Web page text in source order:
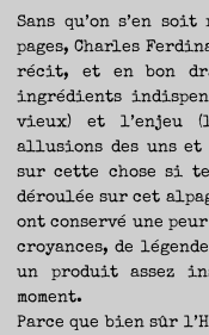
Sans qu’on s’en
pages, Charles
récit, et en bon
ingrédients
vieux) et l’enjeu
allusions des uns
sur cette chose si
déroulée sur cet
ont conservé une
croyances, de
un produit assez
moment.
Parce que bien sûr